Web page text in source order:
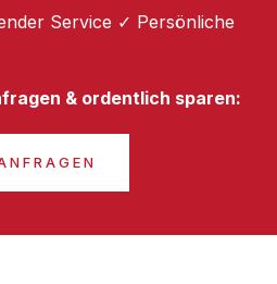
Service ✓ Persönliche
& ordentlich sparen: